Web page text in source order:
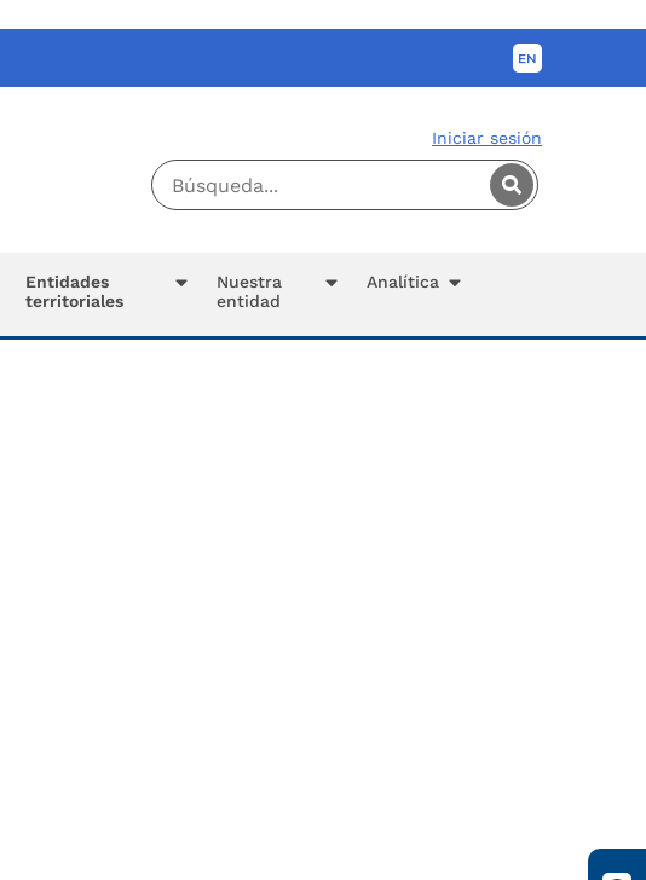
Iniciar sesión
Entidades
territoriales
Nuestra
entidad
Analítica